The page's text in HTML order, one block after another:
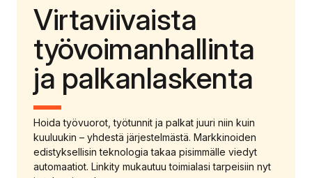
Virtaviivaista
työvoiman­hallinta
ja palkanlaskenta
Hoida työvuorot, työtunnit ja palkat juuri niin kuin
kuuluukin – yhdestä järjestelmästä. Markkinoiden
edistyksellisin teknologia takaa pisimmälle viedyt
automaatiot. Linkity mukautuu toimialasi tarpeisiin nyt